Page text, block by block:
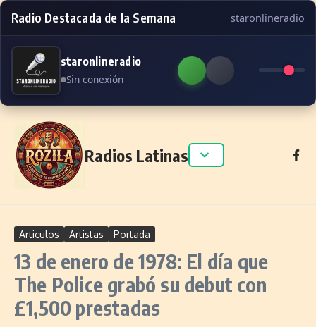
Radio Destacada de la Semana staronlineradio
staronlineradio
Sin conexión
Skip to content
Radios Latinas
Articulos Artistas Portada
13 de enero de 1978: El día que
The Police grabó su debut con
£1,500 prestadas